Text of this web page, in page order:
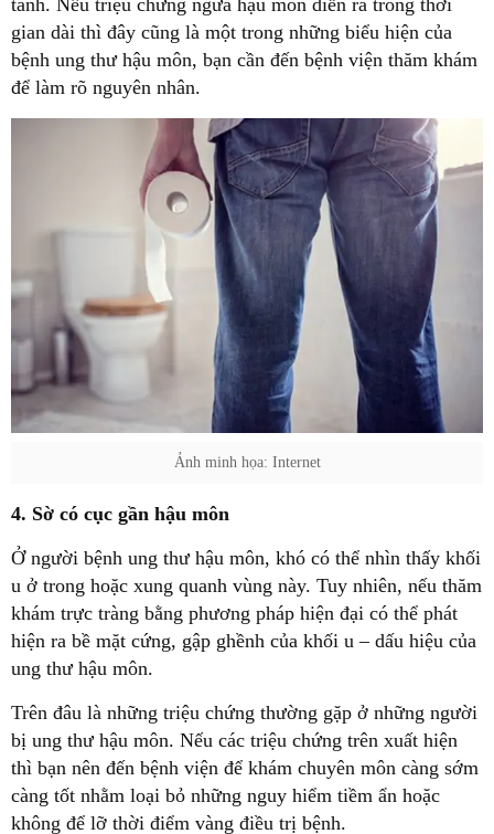
tanh. Nếu triệu chứng ngứa hậu môn diễn ra trong thời
gian dài thì đây cũng là một trong những biểu hiện của
bệnh ung thư hậu môn, bạn cần đến bệnh viện thăm khám
để làm rõ nguyên nhân.
Ảnh minh họa: Internet
4. Sờ có cục gần hậu môn
Ở người bệnh ung thư hậu môn, khó có thể nhìn thấy khối
u ở trong hoặc xung quanh vùng này. Tuy nhiên, nếu thăm
khám trực tràng bằng phương pháp hiện đại có thể phát
hiện ra bề mặt cứng, gập ghềnh của khối u – dấu hiệu của
ung thư hậu môn.
Trên đâu là những triệu chứng thường gặp ở những người
bị ung thư hậu môn. Nếu các triệu chứng trên xuất hiện
thì bạn nên đến bệnh viện để khám chuyên môn càng sớm
càng tốt nhằm loại bỏ những nguy hiểm tiềm ẩn hoặc
không để lỡ thời điểm vàng điều trị bệnh.